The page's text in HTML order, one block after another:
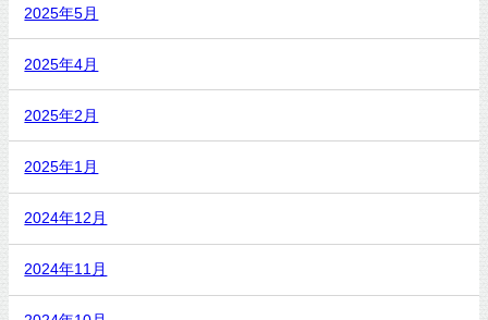
2025年5月
2025年4月
2025年2月
2025年1月
2024年12月
2024年11月